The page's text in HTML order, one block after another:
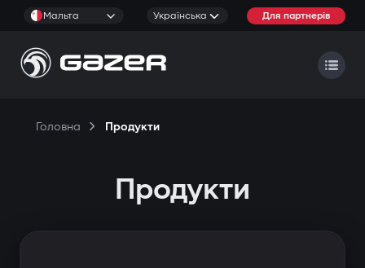
Мальта Українська Для партнерів
Головна Продукти
Продукти